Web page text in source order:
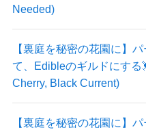
Needed)
【裏庭を秘密の花園に】
て、Edibleのギルドにする
Cherry, Black Current)
【裏庭を秘密の花園に】